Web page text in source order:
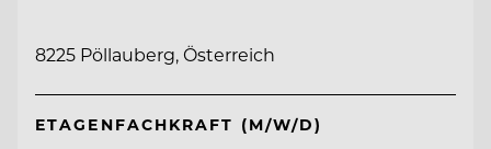
8225 Pöllauberg, Österreich
ETAGENFACHKRAFT (M/W/D)